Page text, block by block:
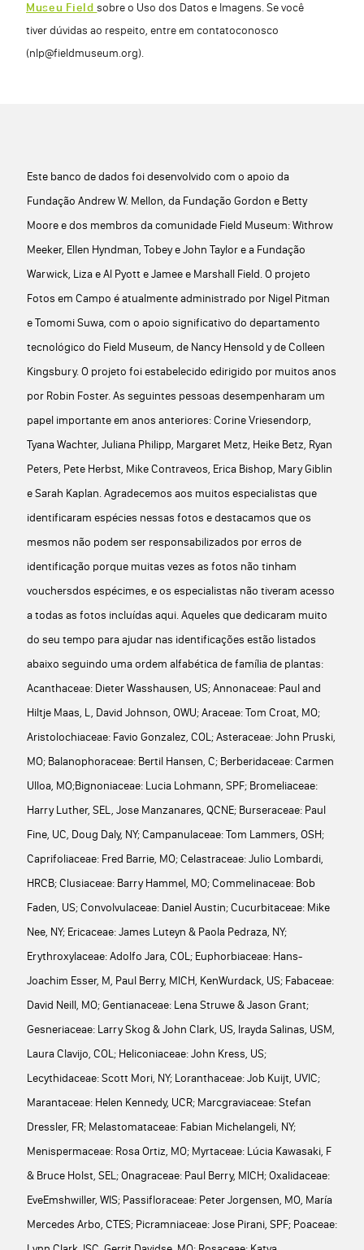
Museu Fieldsobre o Uso dos Datos e Imagens. Se você
tiver dúvidas ao respeito, entre em contatoconosco
(nlp@fieldmuseum.org).
Este banco de dados foi desenvolvido com o apoio da
Fundação Andrew W. Mellon, da Fundação Gordon e Betty
Moore e dos membros da comunidade Field Museum: Withrow
Meeker, Ellen Hyndman, Tobey e John Taylor e a Fundação
Warwick, Liza e Al Pyott e Jamee e Marshall Field. O projeto
Fotos em Campo é atualmente administrado por Nigel Pitman
e Tomomi Suwa, com o apoio significativo do departamento
tecnológico do Field Museum, de Nancy Hensold y de Colleen
Kingsbury. O projeto foi estabelecido edirigido por muitos anos
por Robin Foster. As seguintes pessoas desempenharam um
papel importante em anos anteriores: Corine Vriesendorp,
Tyana Wachter, Juliana Philipp, Margaret Metz, Heike Betz, Ryan
Peters, Pete Herbst, Mike Contraveos, Erica Bishop, Mary Giblin
e Sarah Kaplan. Agradecemos aos muitos especialistas que
identificaram espécies nessas fotos e destacamos que os
mesmos não podem ser responsabilizados por erros de
identificação porque muitas vezes as fotos não tinham
vouchersdos espécimes, e os especialistas não tiveram acesso
a todas as fotos incluídas aqui. Aqueles que dedicaram muito
do seu tempo para ajudar nas identificações estão listados
abaixo seguindo uma ordem alfabética de família de plantas:
Acanthaceae: Dieter Wasshausen, US; Annonaceae: Paul and
Hiltje Maas, L, David Johnson, OWU; Araceae: Tom Croat, MO;
Aristolochiaceae: Favio Gonzalez, COL; Asteraceae: John Pruski,
MO; Balanophoraceae: Bertil Hansen, C; Berberidaceae: Carmen
Ulloa, MO;Bignoniaceae: Lucia Lohmann, SPF; Bromeliaceae:
Harry Luther, SEL, Jose Manzanares, QCNE; Burseraceae: Paul
Fine, UC, Doug Daly, NY; Campanulaceae: Tom Lammers, OSH;
Caprifoliaceae: Fred Barrie, MO; Celastraceae: Julio Lombardi,
HRCB; Clusiaceae: Barry Hammel, MO; Commelinaceae: Bob
Faden, US; Convolvulaceae: Daniel Austin; Cucurbitaceae: Mike
Nee, NY; Ericaceae: James Luteyn & Paola Pedraza, NY;
Erythroxylaceae: Adolfo Jara, COL; Euphorbiaceae: Hans-
Joachim Esser, M, Paul Berry, MICH, KenWurdack, US; Fabaceae:
David Neill, MO; Gentianaceae: Lena Struwe & Jason Grant;
Gesneriaceae: Larry Skog & John Clark, US, Irayda Salinas, USM,
Laura Clavijo, COL; Heliconiaceae: John Kress, US;
Lecythidaceae: Scott Mori, NY; Loranthaceae: Job Kuijt, UVIC;
Marantaceae: Helen Kennedy, UCR; Marcgraviaceae: Stefan
Dressler, FR; Melastomataceae: Fabian Michelangeli, NY;
Menispermaceae: Rosa Ortiz, MO; Myrtaceae: Lúcia Kawasaki, F
& Bruce Holst, SEL; Onagraceae: Paul Berry, MICH; Oxalidaceae:
EveEmshwiller, WIS; Passifloraceae: Peter Jorgensen, MO, María
Mercedes Arbo, CTES; Picramniaceae: Jose Pirani, SPF; Poaceae: